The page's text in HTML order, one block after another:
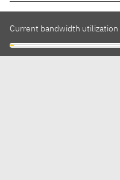
Current bandwidth